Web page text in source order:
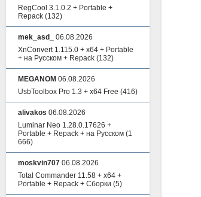
RegCool 3.1.0.2 + Portable +
Repack (132)
mek_asd_
06.08.2026
XnConvert 1.115.0 + x64 + Portable
+ на Русском + Repack (132)
MEGANOM 06.08.2026
UsbToolbox Pro 1.3 + x64 Free (416)
alivakos 06.08.2026
Luminar Neo 1.28.0.17626 +
Portable + Repack + на Русском (1
666)
moskvin707 06.08.2026
Total Commander 11.58 + x64 +
Portable + Repack + Сборки (5)